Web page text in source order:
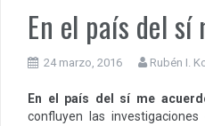
En el país del sí
24 marzo, 2016 Rubén I.
En el país del sí me
confluyen las